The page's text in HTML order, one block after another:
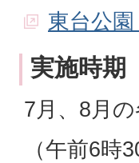
東台公
実施時期
7月、8月
（午前6時